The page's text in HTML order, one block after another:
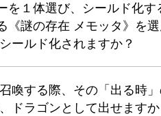
を１体選び、シールド化
謎の存在 メモッタ》を
ールド化されますか？
喚する際、その「出る時
ドラゴンとして出せますか